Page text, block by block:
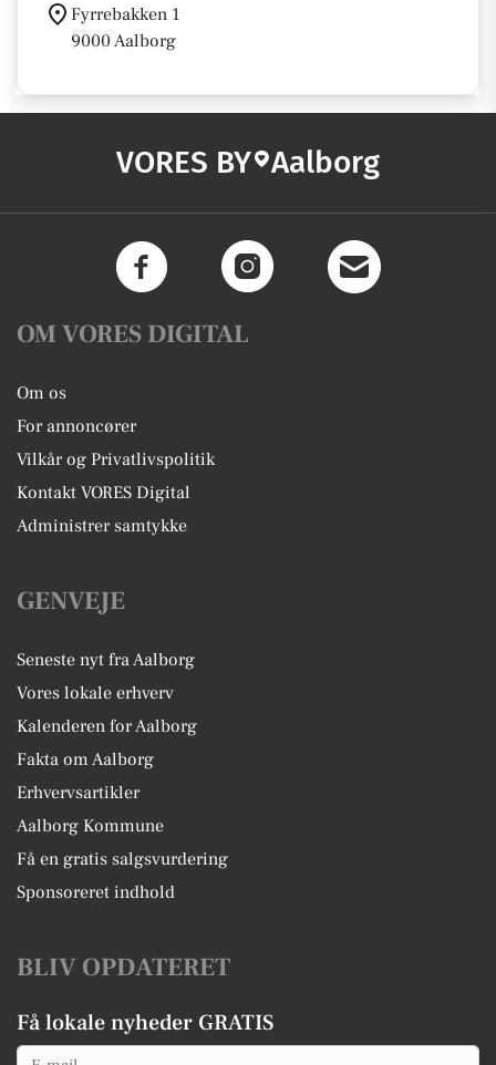
Fyrrebakken 1
9000 Aalborg
VORES BY Aalborg
OM VORES DIGITAL
Om os
For annoncører
Vilkår og Privatlivspolitik
Kontakt VORES Digital
Administrer samtykke
GENVEJE
Seneste nyt fra Aalborg
Vores lokale erhverv
Kalenderen for Aalborg
Fakta om Aalborg
Erhvervsartikler
Aalborg Kommune
Få en gratis salgsvurdering
Sponsoreret indhold
BLIV OPDATERET
Få lokale nyheder GRATIS
Email